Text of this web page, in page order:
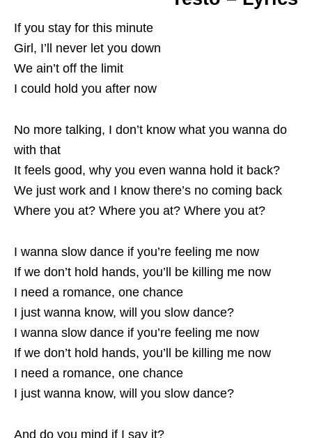
If you stay for this minute
Girl, I’ll never let you down
We ain’t off the limit
I could hold you after now
No more talking, I don’t know what you wanna do
with that
It feels good, why you even wanna hold it back?
We just work and I know there’s no coming back
Where you at? Where you at? Where you at?
I wanna slow dance if you’re feeling me now
If we don’t hold hands, you’ll be killing me now
I need a romance, one chance
I just wanna know, will you slow dance?
I wanna slow dance if you’re feeling me now
If we don’t hold hands, you’ll be killing me now
I need a romance, one chance
I just wanna know, will you slow dance?
And do you mind if I say it?